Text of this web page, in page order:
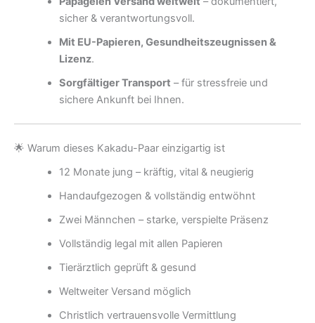
sicher & verantwortungsvoll.
Mit EU-Papieren, Gesundheitszeugnissen &
Lizenz.
Sorgfältiger Transport – für stressfreie und
sichere Ankunft bei Ihnen.
🌟 Warum dieses Kakadu-Paar einzigartig ist
12 Monate jung – kräftig, vital & neugierig
Handaufgezogen & vollständig entwöhnt
Zwei Männchen – starke, verspielte Präsenz
Vollständig legal mit allen Papieren
Tierärztlich geprüft & gesund
Weltweiter Versand möglich
Christlich vertrauensvolle Vermittlung